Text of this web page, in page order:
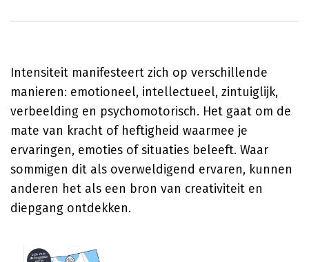
Intensiteit manifesteert zich op verschillende
manieren: emotioneel, intellectueel, zintuiglijk,
verbeelding en psychomotorisch. Het gaat om de
mate van kracht of heftigheid waarmee je
ervaringen, emoties of situaties beleeft. Waar
sommigen dit als overweldigend ervaren, kunnen
anderen het als een bron van creativiteit en
diepgang ontdekken.